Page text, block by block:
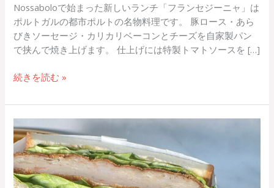
Nossaboloで始まった新しいランチ「フランセジーニャ」は
ポルトガルの都市ポルトの名物料理です。 豚ロース・あら
びきソーセージ・カリカリベーコンとチーズを自家製パン
で挟んで焼き上げます。 仕上げには特製トマトソースを […]
続きを読む »
エ
ビ
カ
ツ
サ